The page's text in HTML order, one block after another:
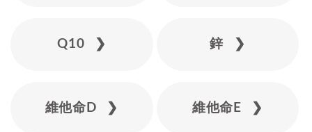
Q10 ❯ 鋅 ❯
維他命D ❯ 維他命E ❯